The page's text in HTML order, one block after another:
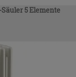
5 Elemente